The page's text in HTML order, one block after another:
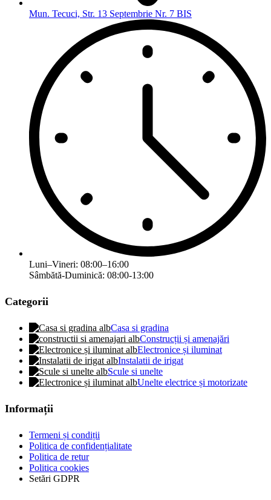
Mun. Tecuci, Str. 13 Septembrie Nr. 7 BIS
Luni–Vineri: 08:00–16:00
Sâmbătă-Duminică: 08:00-13:00
Categorii
Casa si gradina
Construcții și amenajări
Electronice și iluminat
Instalatii de irigat
Scule si unelte
Unelte electrice și motorizate
Informații
Termeni și condiții
Politica de confidențialitate
Politica de retur
Politica cookies
Setări GDPR